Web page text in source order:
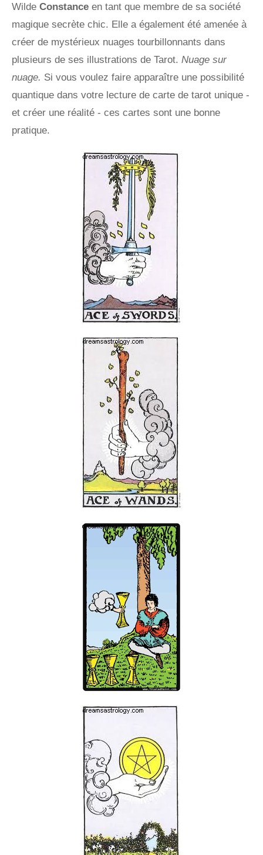
Wilde Constance en tant que membre de sa société
magique secrète chic. Elle a également été amenée à
créer de mystérieux nuages ​​tourbillonnants dans
plusieurs de ses illustrations de Tarot. Nuage sur
nuage. Si vous voulez faire apparaître une possibilité
quantique dans votre lecture de carte de tarot unique -
et créer une réalité - ces cartes sont une bonne
pratique.